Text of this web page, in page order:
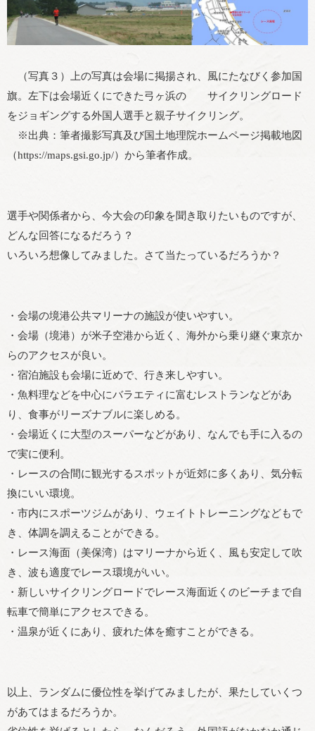
（写真３）上の写真は会場に掲揚され、風にたなびく参加国
旗。左下は会場近くにできた弓ヶ浜の サイクリングロード
をジョギングする外国人選手と親子サイクリング。
※出典：筆者撮影写真及び国土地理院ホームページ掲載地図
（https://maps.gsi.go.jp/）から筆者作成。
選手や関係者から、今大会の印象を聞き取りたいものですが、
どんな回答になるだろう？
いろいろ想像してみました。さて当たっているだろうか？
・会場の境港公共マリーナの施設が使いやすい。
・会場（境港）が米子空港から近く、海外から乗り継ぐ東京か
らのアクセスが良い。
・宿泊施設も会場に近めで、行き来しやすい。
・魚料理などを中心にバラエティに富むレストランなどがあ
り、食事がリーズナブルに楽しめる。
・会場近くに大型のスーパーなどがあり、なんでも手に入るの
で実に便利。
・レースの合間に観光するスポットが近郊に多くあり、気分転
換にいい環境。
・市内にスポーツジムがあり、ウェイトトレーニングなどもで
き、体調を調えることができる。
・レース海面（美保湾）はマリーナから近く、風も安定して吹
き、波も適度でレース環境がいい。
・新しいサイクリングロードでレース海面近くのビーチまで自
転車で簡単にアクセスできる。
・温泉が近くにあり、疲れた体を癒すことができる。
以上、ランダムに優位性を挙げてみましたが、果たしていくつ
があてはまるだろうか。